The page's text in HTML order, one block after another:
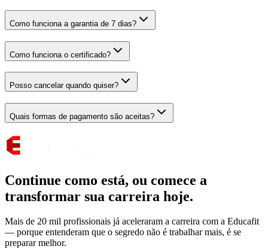
Como funciona a garantia de 7 dias?
Como funciona o certificado?
Posso cancelar quando quiser?
Quais formas de pagamento são aceitas?
Continue como está, ou comece a
transformar sua carreira hoje.
Mais de 20 mil profissionais já aceleraram a carreira com a Educafit
— porque entenderam que o segredo não é trabalhar mais, é se
preparar melhor.